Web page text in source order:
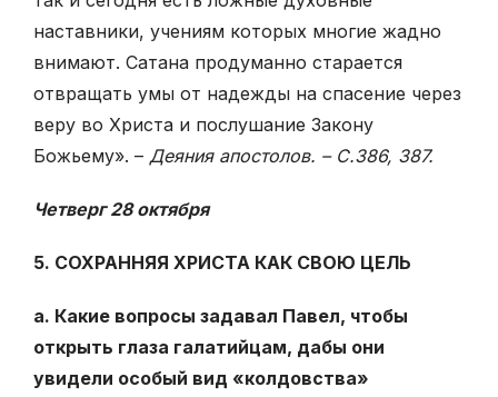
наставники, учениям которых многие жадно
внимают. Сатана продуманно старается
отвращать умы от надежды на спасение через
веру во Христа и послушание Закону
Божьему». – Деяния апостолов. – С.386, 387.
Четверг 28 октября
5. СОХРАННЯЯ ХРИСТА КАК СВОЮ ЦЕЛЬ
а. Какие вопросы задавал Павел, чтобы
открыть глаза галатийцам, дабы они
увидели особый вид «колдовства»